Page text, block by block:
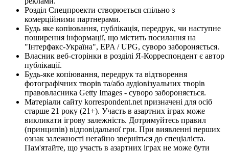
Розділ Спецпроекти створюється спільно з
комерційними партнерами.
Будь яке копіювання, публікація, передрук, чи наступне
поширення інформації, що містить посилання на
"Інтерфакс-Україна", EPA / UPG, суворо забороняється.
Власник веб-сторінки в розділі Я-Корреспондент є автор
публікації.
Будь-яке копіювання, передрук та відтворення
фотографічних творів та/або аудіовізуальних творів
правовласника Getty Images - суворо забороняється.
Матеріали сайту korrespondent.net призначені для осіб
старше 21 року (21+). Участь в азартних іграх може
викликати ігрову залежність. Дотримуйтесь правил
(принципів) відповідальної гри. При виявленні перших
ознак залежності негайно зверніться до спеціаліста.
Пам'ятайте, що участь в азартних іграх не може бути